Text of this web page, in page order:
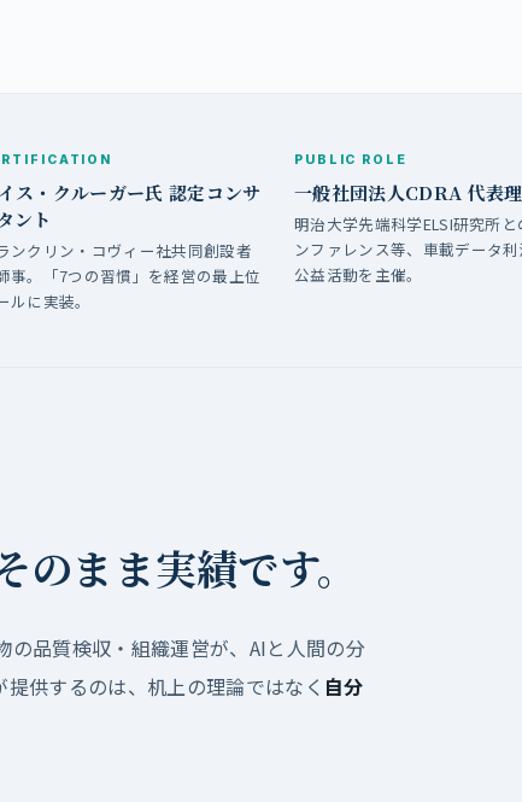
ス・クルーガー氏 認定コンサ
ント
ンクリン・コヴィー社共同創設者
事。「7つの習慣」を経営の最上位
ルに実装。
PUBLIC ROLE
一般社団法人CDRA 代表
明治大学先端科学ELSI研究所と
ンファレンス等、車載データ利
公益活動を主催。
まま実績です。
の品質検収・組織運営が、AIと人間の分
供するのは、机上の理論ではなく 自分